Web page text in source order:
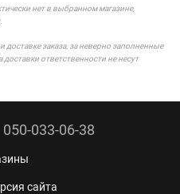
нет в выбранном магазине,
заказа, за неверно заполненные
ответственности не несут
050-033-06-38
сайта